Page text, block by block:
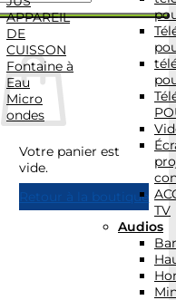
Votre panier est
vide.
Retour à la boutique
APPAREIL
DE
CUISSON
Fontaine à
Eau
Micro
ondes
TV
Audios